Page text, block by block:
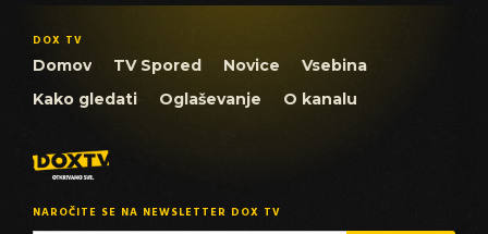
DOX TV
Domov TV Spored Novice
Vsebina
Kako gledati
Oglaševanje O kanalu
NAROČITE SE NA NEWSLETTER DOX TV